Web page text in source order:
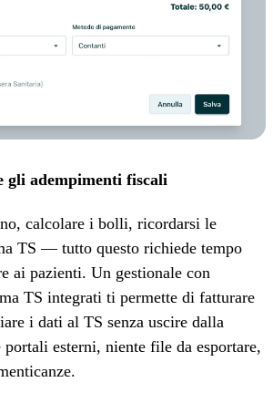
gli adempimenti fiscali
calcolare i bolli, ricordarsi le
TS — tutto questo richiede tempo
ai pazienti. Un gestionale con
TS integrati ti permette di fatturare
i dati al TS senza uscire dalla
esterni, niente file da esportare,